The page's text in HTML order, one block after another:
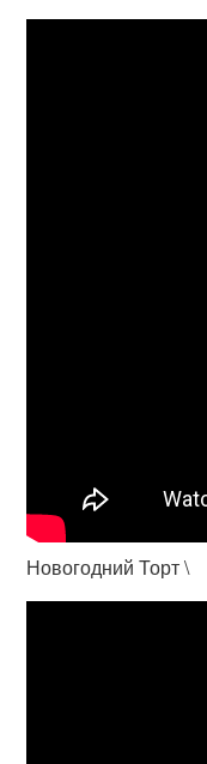
Новогодний Торт \